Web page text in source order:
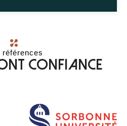
références
confiance